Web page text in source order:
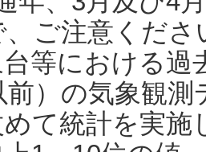
、ご注意くだ
等における過
前）の気象観
て統計を実